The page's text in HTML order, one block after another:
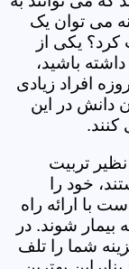
می توان یک
یکی از
باشید،
افراد زیادی
دانش در این
کنند.
تربیت
خود را
با ارائه راه
شوند. در
شما را تلف